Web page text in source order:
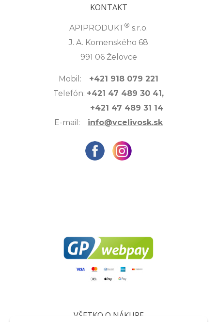
KONTAKT
APIPRODUKT® s.r.o.
J. A. Komenského 68
991 06 Želovce
Mobil: +421 918 079 221
Telefón: +421 47 489 30 41,
+421 47 489 31 14
E-mail: info@vcelivosk.sk
VŠETKO O NÁKUPE